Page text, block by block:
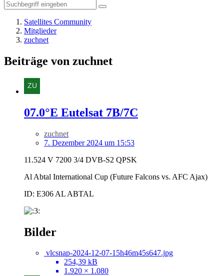
Satellites Community
Mitglieder
zuchnet
Beiträge von zuchnet
07.0°E Eutelsat 7B/7C
zuchnet
7. Dezember 2024 um 15:53
11.524 V 7200 3/4 DVB-S2 QPSK
Al Abtal International Cup (Future Falcons vs. AFC Ajax)
ID: E306 AL ABTAL
Bilder
vlcsnap-2024-12-07-15h46m45s647.jpg
254,39 kB
1.920 × 1.080